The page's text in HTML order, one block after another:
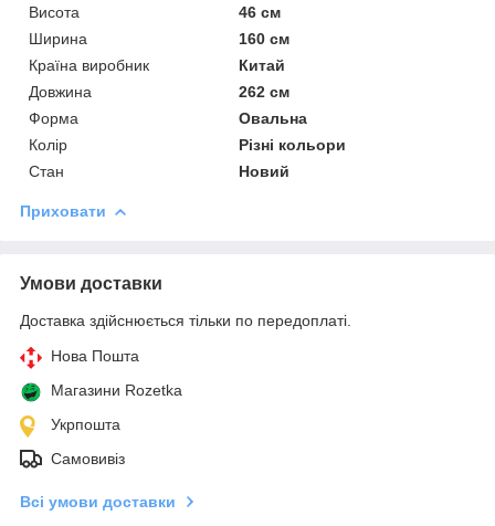
Висота
46 см
Ширина
160 см
Країна виробник
Китай
Довжина
262 см
Форма
Овальна
Колір
Різні кольори
Стан
Новий
Приховати
Умови доставки
Доставка здійснюється тільки по передоплаті.
Нова Пошта
Магазини Rozetka
Укрпошта
Самовивіз
Всі умови доставки